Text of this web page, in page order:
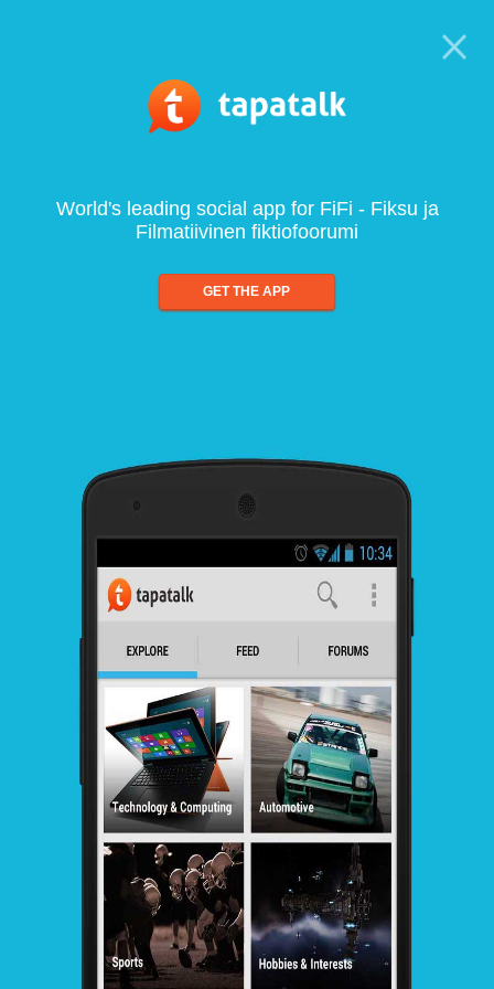
World's leading social app for FiFi - Fiksu ja
Filmatiivinen fiktiofoorumi
GET THE APP